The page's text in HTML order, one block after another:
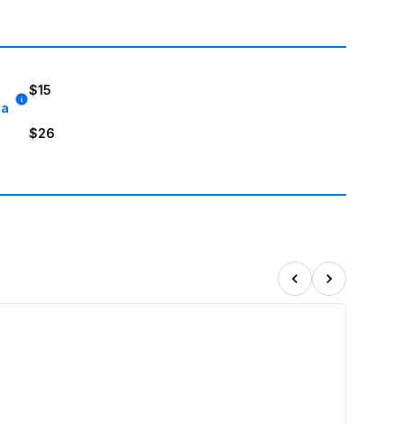
$15
$26